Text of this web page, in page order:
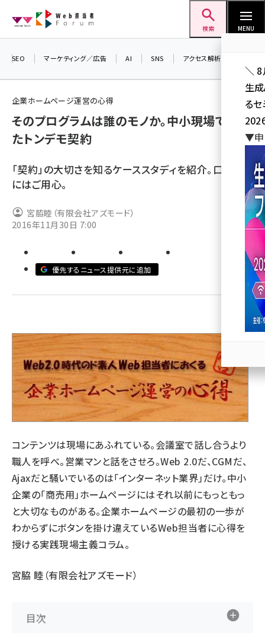
ン
検索 MENU
seo (3541)
youtube (2449)
セミナー (2318)
meo (1282)
SEO マーケティング／広告 AI SNS アクセス解析／データ分析
企業ホームページ運営の心得
そのプログラムは誰のモノか。中小現場で起き
たトンデモ契約
「契約」の大切さを知るケーススタディを紹介。口約束
にはご用心。
宮脇睦（有限会社アズモード）
2016年11月30日 7:00
優先するニュース提供元に追加
コンテンツは現場にあふれている。会議室で話し合うより
職人を呼べ。営業マンと話をさせろ。Web 2.0だ、CGMだ、
Ajaxだと騒いでいるのは「インターネット業界」だけ。中小
企業の「商売用」ホームページにはそれ以前にもっともっ
と大切なものがある。企業ホームページの最初の一歩が
わからずにボタンを掛け違えているWeb担当者に心得を
授ける実践現場主義コラム。
宮脇 睦（有限会社アズモード）
目次
＼ 8
生
る
▼申